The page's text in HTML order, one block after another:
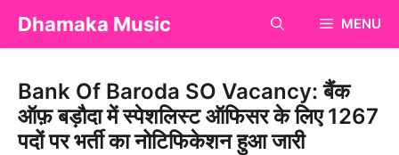
SkipDhamaka Music MENU
Bank Of Baroda SO Vacancy: बैंक
ऑफ़ बड़ौदा में स्पेशलिस्ट ऑफिसर के लिए 1267
पदों पर भर्ती का नोटिफिकेशन हुआ जारी